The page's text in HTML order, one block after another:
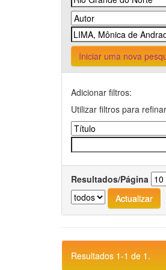
Iniciar uma nova
Adicionar filtros:
Utilizar filtros para
Resultados/Página
Resultados 1-1 de 1.